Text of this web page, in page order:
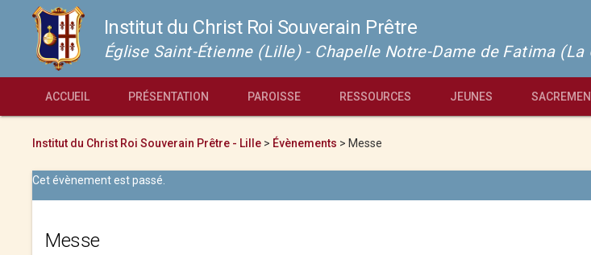
Institut du Christ Roi Souverain Prêtre
Église Saint-Étienne (Lille) - Chapelle Notre-Dame de Fatima
ACCUEIL PRÉSENTATION PAROISSE RESSOURCES JEUNES
Institut du Christ Roi Souverain Prêtre - Lille > Évènements > Messe
Cet évènement est passé.
Messe